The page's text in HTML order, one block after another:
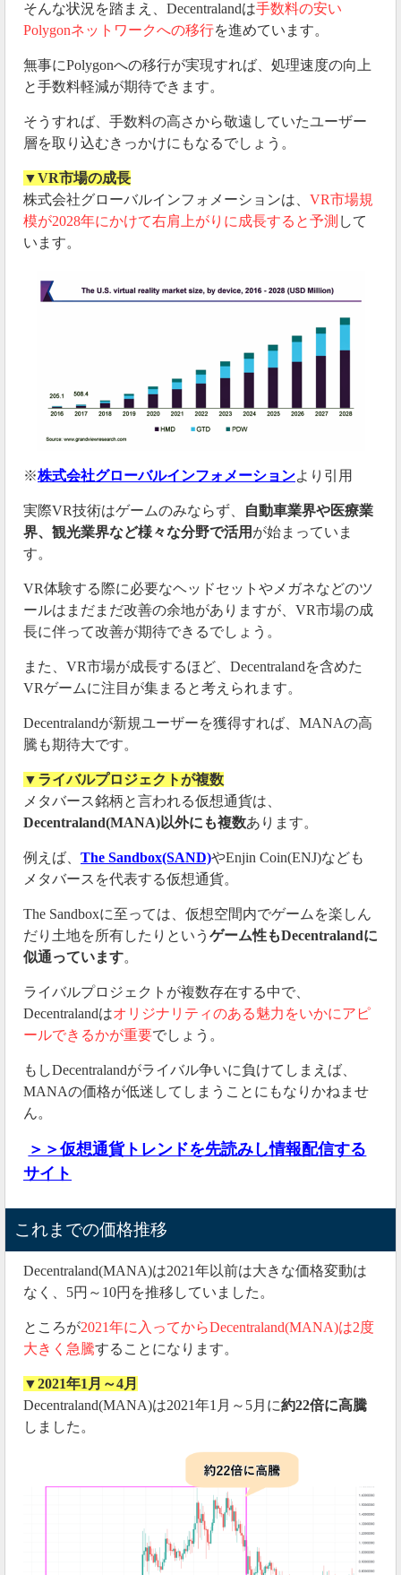
そんな状況を踏まえ、Decentralandは手数料の安い
Polygonネットワークへの移行を進めています。
無事にPolygonへの移行が実現すれば、処理速度の向上
と手数料軽減が期待できます。
そうすれば、手数料の高さから敬遠していたユーザー
層を取り込むきっかけにもなるでしょう。
▼VR市場の成長
株式会社グローバルインフォメーションは、 VR市場規
模が2028年にかけて右肩上がりに成長すると予測 して
います。
※株式会社グローバルインフォメーションより引用
実際VR技術はゲームのみならず、
自動車業界や医療業
界、観光業界など様々な分野で活用 が始まっていま
す。
VR体験する際に必要なヘッドセットやメガネなどのツ
ールはまだまだ改善の余地がありますが、VR市場の成
長に伴って改善が期待できるでしょう。
また、VR市場が成長するほど、Decentralandを含めた
VRゲームに注目が集まると考えられます。
Decentralandが新規ユーザーを獲得すれば、MANAの高
騰も期待大です。
▼ライバルプロジェクトが複数
メタバース銘柄と言われる仮想通貨は、
Decentraland(MANA)以外にも複数あります。
例えば、 The Sandbox(SAND)やEnjin Coin(ENJ)なども
メタバースを代表する仮想通貨。
The Sandboxに至っては、仮想空間内でゲームを楽しん
だり土地を所有したりという ゲーム性もDecentralandに
似通っています。
ライバルプロジェクトが複数存在する中で、
Decentralandはオリジナリティのある魅力をいかにアピ
ールできるかが重要でしょう。
もしDecentralandがライバル争いに負けてしまえば、
MANAの価格が低迷してしまうことにもなりかねませ
ん。
＞＞仮想通貨トレンドを先読みし情報配信する
サイト
これまでの価格推移
Decentraland(MANA)は2021年以前は大きな価格変動は
なく、5円～10円を推移していました。
ところが2021年に入ってからDecentraland(MANA)は2度
大きく急騰することになります。
▼2021年1月～4月
Decentraland(MANA)は2021年1月～5月に約22倍に高騰
しました。